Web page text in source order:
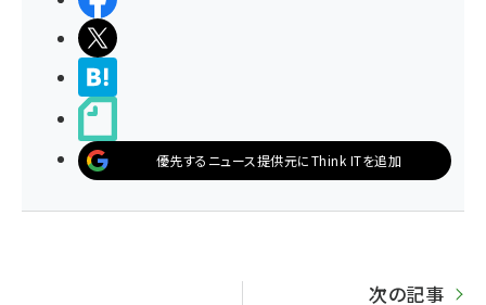
優先するニュース提供元にThink ITを追加
次の記事